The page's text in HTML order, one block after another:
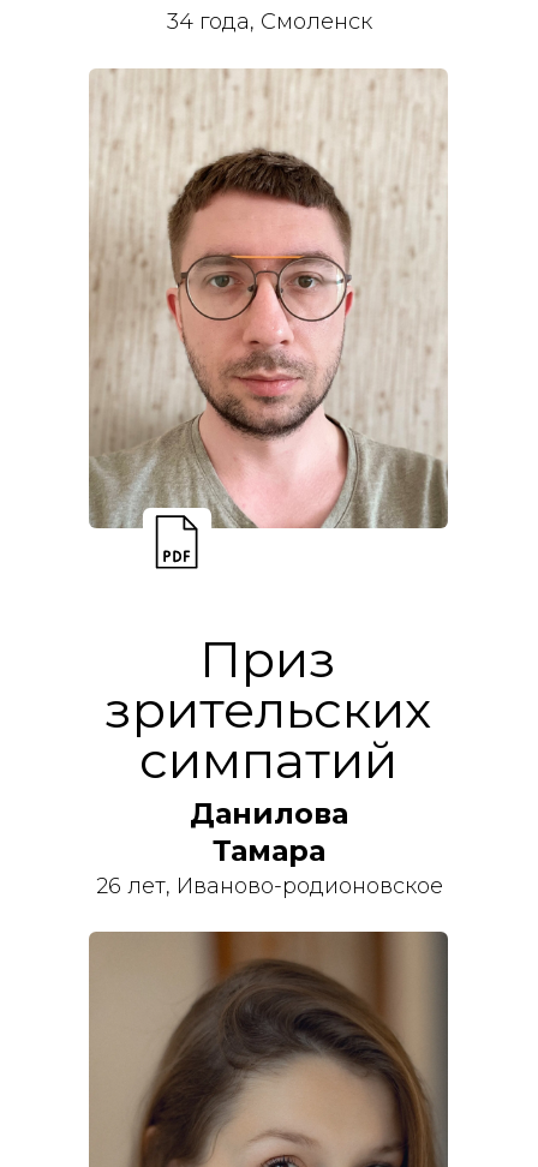
Данилова
Тамара
26 лет, Иваново-родионовское
Приз
зрительских
симпатий
34 года, Смоленск